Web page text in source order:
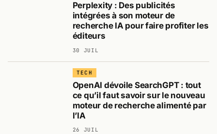
Perplexity : Des publicités
intégrées à son moteur de
recherche IA pour faire profiter les
éditeurs
30 JUIL
TECH
OpenAI dévoile SearchGPT : tout
ce qu’il faut savoir sur le nouveau
moteur de recherche alimenté par
l’IA
26 JUIL